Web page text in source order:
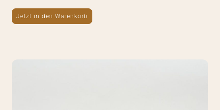
Jetzt in den Warenkorb